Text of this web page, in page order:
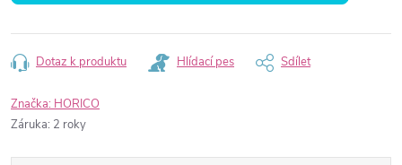
Dotaz k produktu Hlídací pes Sdílet
Značka: HORICO
Záruka: 2 roky